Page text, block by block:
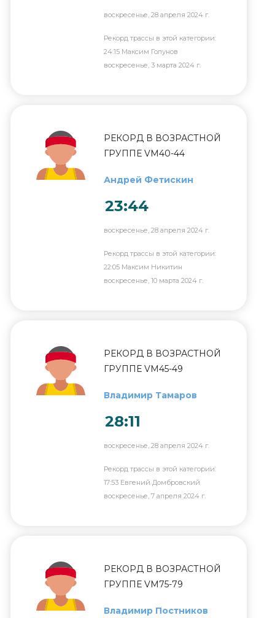
воскресенье, 28 апреля 2024 г.
Рекорд трассы в этой категории:
24:15 Максим Голунов
воскресенье, 3 марта 2024 г.
РЕКОРД В ВОЗРАСТНОЙ
ГРУППЕ VM40-44
Андрей Фетискин
23:44
воскресенье, 28 апреля 2024 г.
Рекорд трассы в этой категории:
22:05 Максим Никитин
воскресенье, 10 марта 2024 г.
РЕКОРД В ВОЗРАСТНОЙ
ГРУППЕ VM45-49
Владимир Тамаров
28:11
воскресенье, 28 апреля 2024 г.
Рекорд трассы в этой категории:
17:53 Евгений Домбровский
воскресенье, 7 апреля 2024 г.
РЕКОРД В ВОЗРАСТНОЙ
ГРУППЕ VM75-79
Владимир Постников